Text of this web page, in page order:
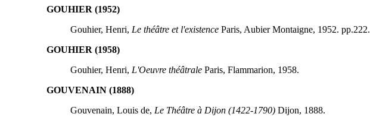
GOUHIER (1952)
Gouhier, Henri, Le théâtre et l'existenceParis, Aubier Montaigne, 1952. pp.222.
GOUHIER (1958)
Gouhier, Henri, L'Oeuvre théâtraleParis, Flammarion, 1958.
GOUVENAIN (1888)
Gouvenain, Louis de, Le Théâtre à Dijon (1422-1790)Dijon, 1888.